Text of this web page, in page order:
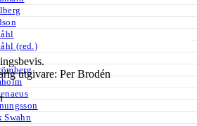
(red.)
Swahn
utgivare: Per Brodén